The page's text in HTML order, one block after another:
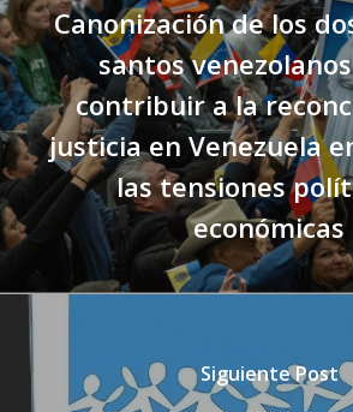
Canonización de los
santos
contribuir a la
justicia en Venezuela
las tensiones
económicas
Siguiente Post